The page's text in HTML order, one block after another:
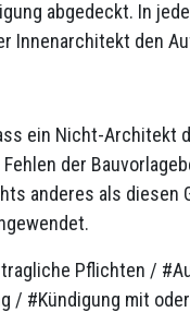
abgedeckt. In
Innenarchitekt den
ein Nicht-Architekt
der
anderes als diesen
Pflichten /
/ #Kündigung mit